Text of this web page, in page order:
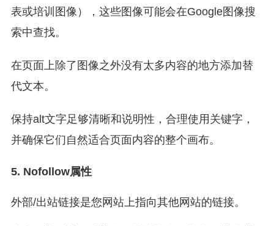
表或培训图像），这些图像可能会在Google图像搜
索中查找。
在页面上除了图像之外没有太多内容的地方添加替
代文本。
保持alt文字足够清晰和说明性，合理使用关键字，
并确保它们自然适合页面内容的整个画布。
5. Nofollow属性
外部/出站链接是您网站上指向其他网站的链接。